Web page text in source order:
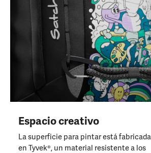
Espacio creativo
La superficie para pintar está fabricada
en Tyvek®, un material resistente a los